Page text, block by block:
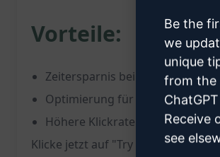
Vorteile:
Zeitersparnis bei der Erstellung
Optimierung für bessere
Höhere Klickrate und damit
Klicke jetzt auf "Try this Prompt
Be the
we
unique
from the
Receive
see